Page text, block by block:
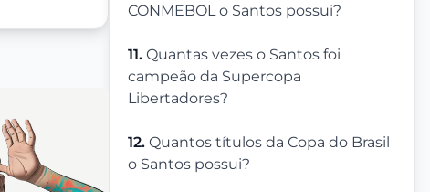
CONMEBOL o Santos possui?
11. Quantas vezes o Santos foi
campeão da Supercopa
Libertadores?
12. Quantos títulos da Copa do Brasil
o Santos possui?